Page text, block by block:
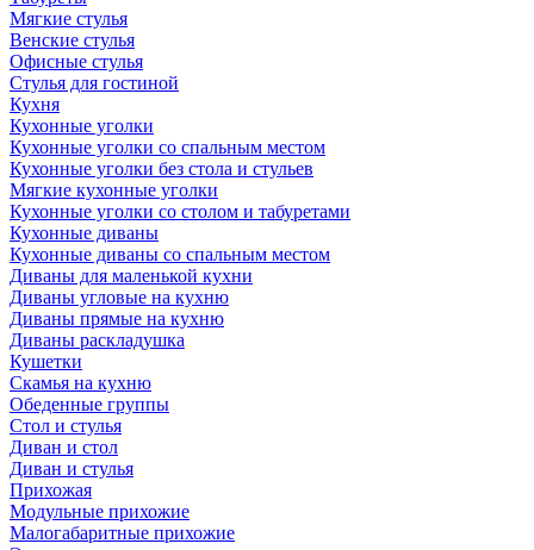
Мягкие стулья
Венские стулья
Офисные стулья
Стулья для гостиной
Кухня
Кухонные уголки
Кухонные уголки со спальным местом
Кухонные уголки без стола и стульев
Мягкие кухонные уголки
Кухонные уголки со столом и табуретами
Кухонные диваны
Кухонные диваны со спальным местом
Диваны для маленькой кухни
Диваны угловые на кухню
Диваны прямые на кухню
Диваны раскладушка
Кушетки
Скамья на кухню
Обеденные группы
Стол и стулья
Диван и стол
Диван и стулья
Прихожая
Модульные прихожие
Малогабаритные прихожие